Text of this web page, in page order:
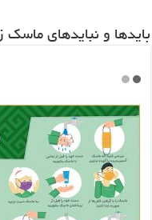
باید‌ها و نبایدهای ماسک